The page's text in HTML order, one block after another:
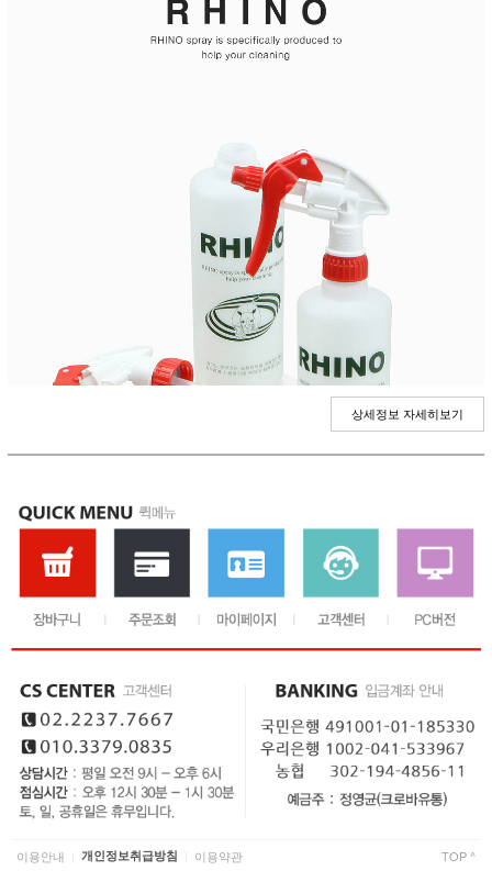
상세정보 자세히보기
이용안내 개인정보취급방침 이용약관 TOP ^